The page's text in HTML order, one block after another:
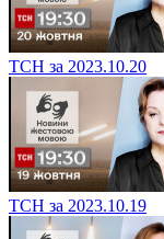
ТСН за 2023.10.20
ТСН за 2023.10.19